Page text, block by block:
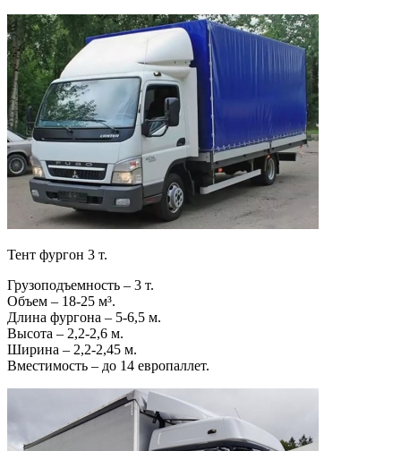
Тент фургон 3 т.
Грузоподъемность – 3 т.
Объем – 18-25 м³.
Длина фургона – 5-6,5 м.
Высота – 2,2-2,6 м.
Ширина – 2,2-2,45 м.
Вместимость – до 14 европаллет.